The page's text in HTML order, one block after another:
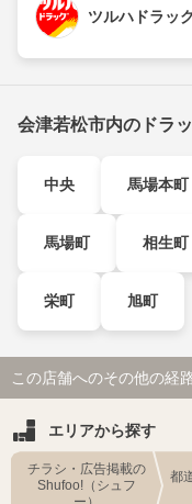
ツルハドラッ
会津若松市内のドラ
中央 馬場本町
馬場町 相生町
栄町 旭町
この店舗へのその他の経
エリアから探す
チラシ・広告掲載の
Shufoo!（シュフ
都